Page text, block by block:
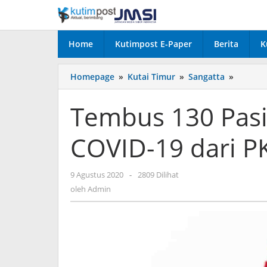
konten
Home
Kutimpost E-Paper Berita
Homepage » Kutai Timur » Sangatta »
130
4
Kasus
Baru
Positif
PKM
Tembus 130
COVID-19 dari
9 Agustus 2020 oleh
- 2809 Dilihat
oleh Admin